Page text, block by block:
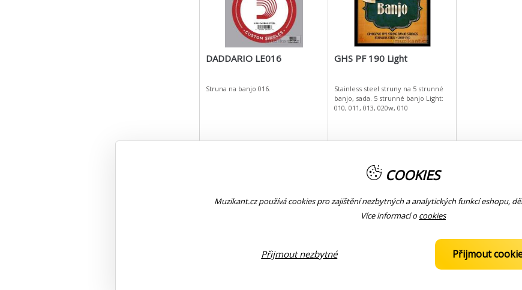
DADDARIO LE016
Struna na banjo 016.
Expresní doručení
GHS PF 190 Light
Stainless steel struny na 5 strunné
banjo, sada. 5 strunné banjo Light:
010, 011, 013, 020w, 010
Expresní doručení
COOKIES
Muzikant.cz používá cookies pro zajištění nezbytných a analytických funkcí eshopu,
Více informací ocookies
Přijmout
Přijmout nezbytné